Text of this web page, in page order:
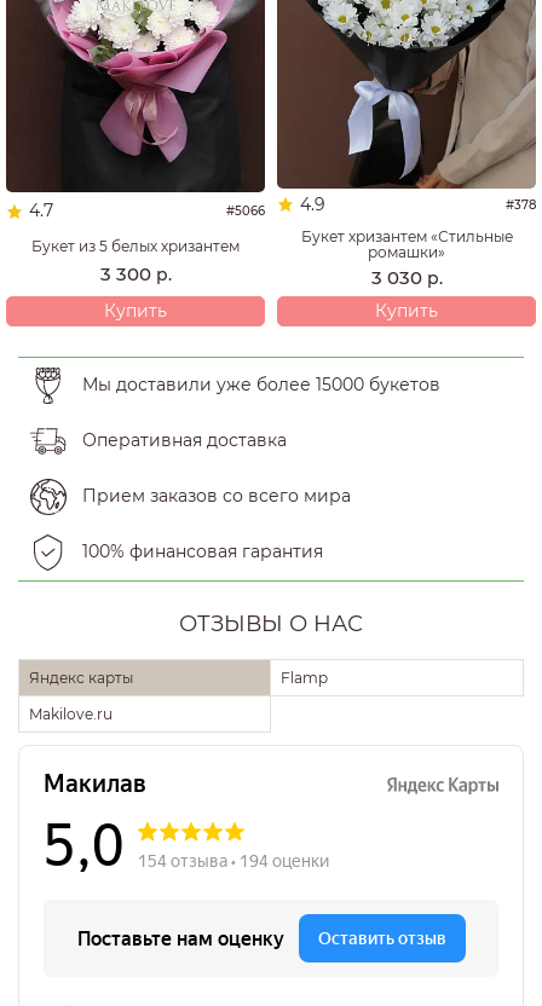
4.7 #5066
Букет из 5 белых хризантем
3 300 р.
Купить
4.9 #378
Букет хризантем «Стильные
ромашки»
3 030 р.
Купить
Мы доставили уже более 15000 букетов
Оперативная доставка
Прием заказов со всего мира
100% финансовая гарантия
ОТЗЫВЫ О НАС
Яндекс карты
Flamp
Makilove.ru